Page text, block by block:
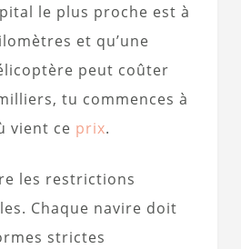
le plus proche est à
et qu’une
peut coûter
tu commences à
vient ce prix.
les restrictions
Chaque navire doit
strictes